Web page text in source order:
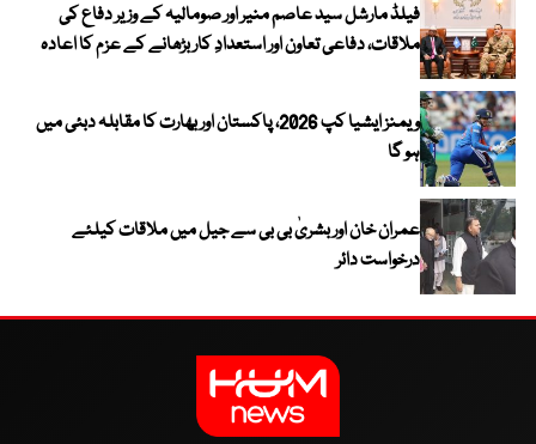
فیلڈ مارشل سید عاصم منیر اور صومالیہ کے وزیر دفاع کی
ملاقات، دفاعی تعاون اور استعدادِ کار بڑھانے کے عزم کا اعادہ
ویمنز ایشیا کپ 2026، پاکستان اور بھارت کا مقابلہ دبئی میں
ہو گا
عمران خان اور بشریٰ بی بی سے جیل میں ملاقات کیلئے
درخواست دائر